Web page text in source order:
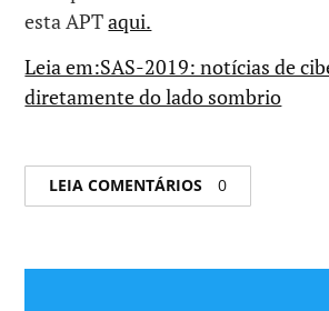
esta APTaqui.
Leia em:SAS-2019: notícias de
diretamente do lado sombrio
LEIA COMENTÁRIOS 0